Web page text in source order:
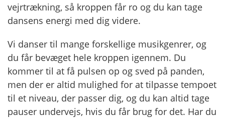
vejrtrækning, så kroppen får ro og du kan tage
dansens energi med dig videre.
Vi danser til mange forskellige musikgenrer, og
du får bevæget hele kroppen igennem. Du
kommer til at få pulsen op og sved på panden,
men der er altid mulighed for at tilpasse tempoet
til et niveau, der passer dig, og du kan altid tage
pauser undervejs, hvis du får brug for det. Har du